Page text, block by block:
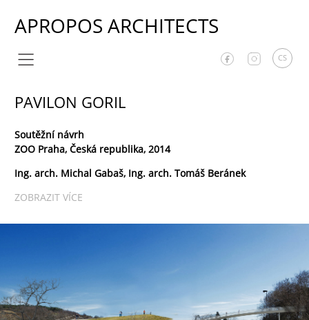
APROPOS ARCHITECTS
CS
PAVILON GORIL
Soutěžní návrh
ZOO Praha, Česká republika, 2014
Ing. arch. Michal Gabaš, Ing. arch. Tomáš Beránek
ZOBRAZIT VÍCE